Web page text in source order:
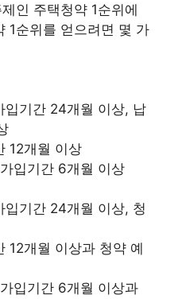
인 주택청약 1순위에
1순위를 얻으려면 몇 가
입기간 24개월 이상, 납
12개월 이상
입기간 6개월 이상
입기간 24개월 이상, 청
12개월 이상과 청약 예
입기간 6개월 이상과